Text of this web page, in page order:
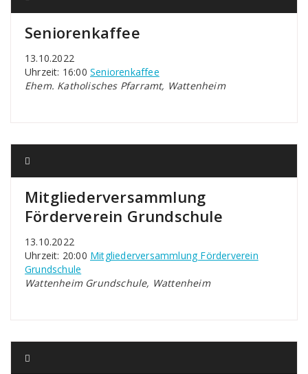
Seniorenkaffee
13.10.2022
Uhrzeit: 16:00 Seniorenkaffee
Ehem. Katholisches Pfarramt, Wattenheim
Mitgliederversammlung
Förderverein Grundschule
13.10.2022
Uhrzeit: 20:00 Mitgliederversammlung Förderverein
Grundschule
Wattenheim Grundschule, Wattenheim